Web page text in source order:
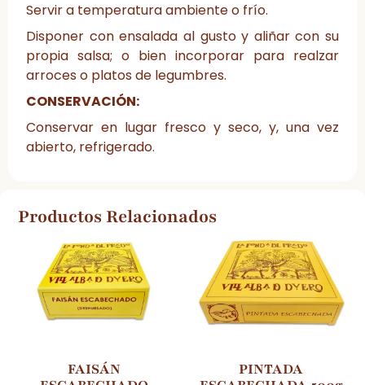
Servir a temperatura ambiente o frío.
Disponer con ensalada al gusto y aliñar con su
propia salsa; o bien incorporar para realzar
arroces o platos de legumbres.
CONSERVACIÓN:
Conservar en lugar fresco y seco, y, una vez
abierto, refrigerado.
Productos Relacionados
FAISÁN
PINTADA